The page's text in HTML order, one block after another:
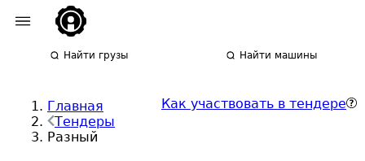
Найти грузы Найти машины
Главная
Тендеры
Разный
Как участвовать в тендере